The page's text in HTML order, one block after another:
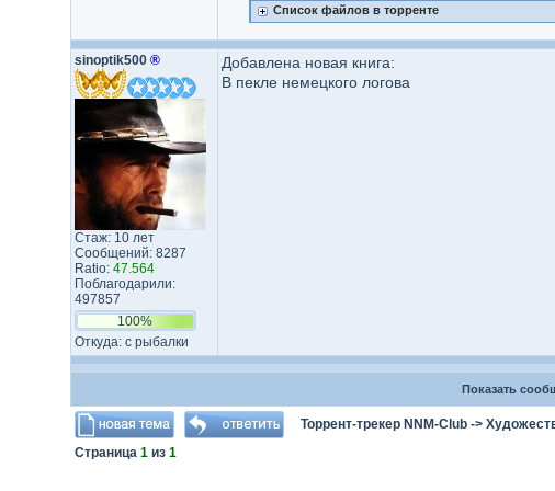
Список файлов в торренте
sinoptik500 ®
Стаж: 10 лет
Сообщений: 8287
Ratio: 47.564
Поблагодарили:
497857
100%
Откуда: с рыбалки
Добавлена новая книга:
В пекле немецкого логова
Показать
Торрент-трекер NNM-Club->
Страница 1из 1